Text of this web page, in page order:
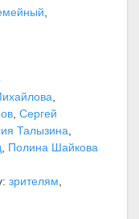
Сергей
Талызина
Полина Шайкова
зрителям